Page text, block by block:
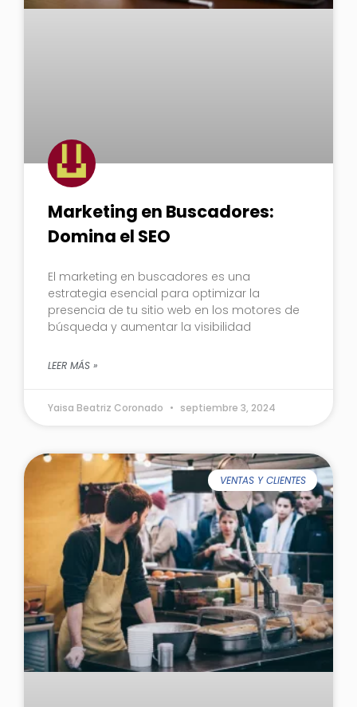
Marketing en Buscadores:
Domina el SEO
El marketing en buscadores es una
estrategia esencial para optimizar la
presencia de tu sitio web en los motores de
búsqueda y aumentar la visibilidad
LEER MÁS »
Yaisa Beatriz Coronado septiembre 3, 2024
VENTAS Y CLIENTES